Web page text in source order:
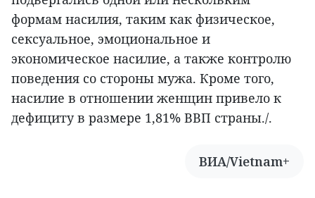
формам насилия, таким как физическое,
сексуальное, эмоциональное и
экономическое насилие, а также контролю
поведения со стороны мужа. Кроме того,
насилие в отношении женщин привело к
дефициту в размере 1,81% ВВП страны./.
ВИА/Vietnam+